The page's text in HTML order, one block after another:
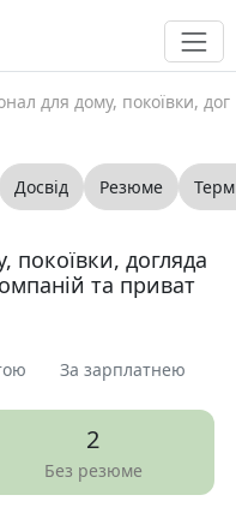
для дому, покоївки, дог
Досвід Резюме
покоївки, догляда
та приват
0 Шукаю 0
0
За зарплатнею
2
Без резюме